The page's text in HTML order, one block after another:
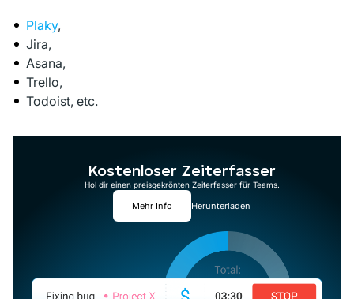
Plaky,
Jira,
Asana,
Trello,
Todoist, etc.
Kostenloser Zeiterfasser
Hol dir einen preisgekrönten Zeiterfasser für Teams.
Mehr Info Herunterladen